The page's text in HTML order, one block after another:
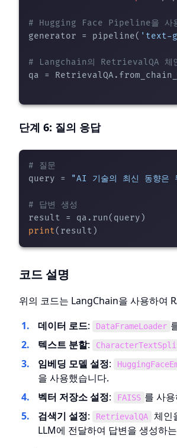
# Hugging Face Pipeline을 사
generator = pipeline( 'text-
# Langchain의 RetrievalQA 체
qa =
단계 6: 질의 응답
# 질문
query =
"AI 기술의 최신 동향은
# 답변 생성
print
코드 설명
위의 코드는 LangChain을 사용하여
데이터 로드: DataFrameLoader
텍스트 분할:
임베딩 모델 설정:
을 사용했습니다.
벡터 저장소 설정: FAISS 를 사
검색기 설정: RetrievalQA
체인
LLM에 전달하여 답변을 생성하